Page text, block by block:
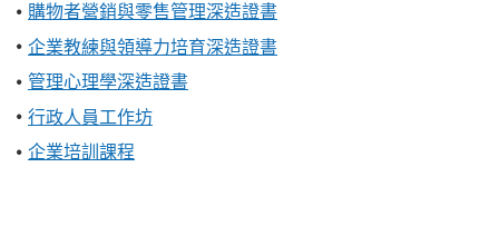
購物者營銷與零售管理深造證書
企業教練與領導力培育深造證書
管理心理學深造證書
行政人員工作坊
企業培訓課程